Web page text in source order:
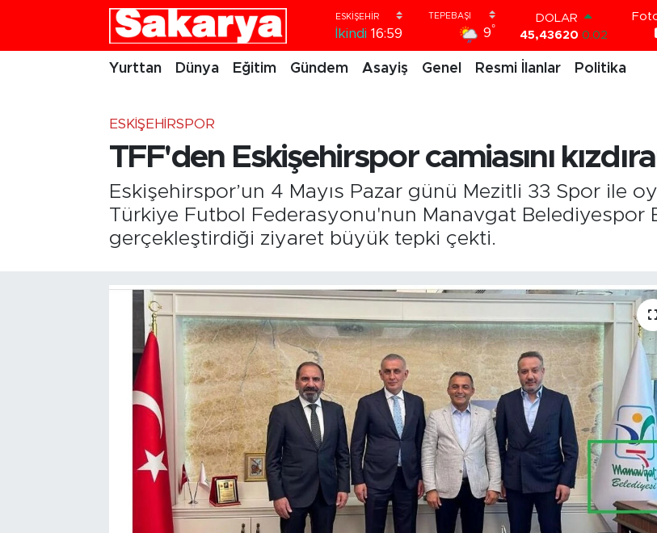
İkindi 16:59 9°
DOLAR
45,43620 0.02
EURO
53,38690 0.19
BİST100
14.598,00 0
BITCOIN
79.591,74
Yurttan Dünya Eğitim Gündem Asayiş Genel Resmi İlanlar Politika
ESKIŞEHIRSPOR
TFF'den Eskişehirspor camiasını
Eskişehirspor’un 4 Mayıs Pazar günü Mezitli 33 Spor ile
Türkiye Futbol Federasyonu'nun Manavgat Belediyespor
gerçekleştirdiği ziyaret büyük tepki çekti.
Eskişehirspor
Eskişehir Nöbetçi Eczaneler
Eskişehir Namaz Vakitleri
Eskişehir Trafik Yoğunluk Haritası
Süper Lig Puan Durumu ve Fikstür
Son Dakika Haberleri